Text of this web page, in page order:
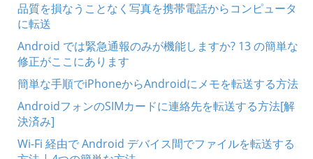
品質を損なうことなく写真を携帯電話からコンピュータ
に転送
Android では緊急通報のみが機能しますか? 13 の簡単な
修正がここにあります
簡単な手順でiPhoneからAndroidにメモを転送する方法
AndroidフォンのSIMカードに連絡先を転送する方法[解
決済み]
Wi-Fi 経由で Android デバイス間でファイルを転送する